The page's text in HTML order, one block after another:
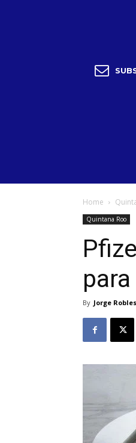
Home
Quintana Roo
By Jorge Robles